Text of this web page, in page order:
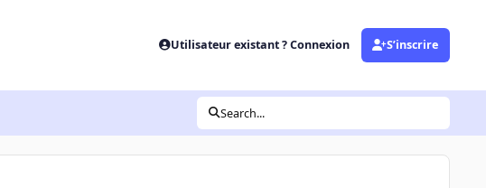
Utilisateur existant ? Connexion S’inscrire
Search...